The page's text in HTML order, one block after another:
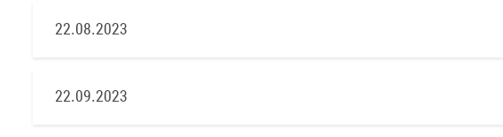
22.08.2023
22.09.2023